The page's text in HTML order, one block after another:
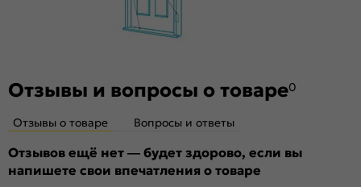
Отзывы и вопросы о товаре0
Отзывы о товаре Вопросы и ответы
Отзывов ещё нет — будет здорово, если вы
напишете свои впечатления о товаре